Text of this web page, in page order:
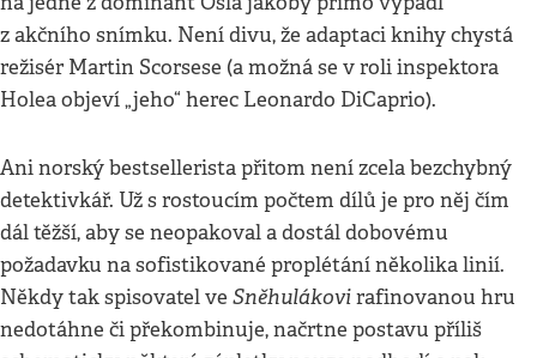
z akčního snímku. Není divu, že adaptaci knihy chystá
režisér Martin Scorsese (a možná se v roli inspektora
Holea objeví „jeho“ herec Leonardo DiCaprio).
Ani norský bestsellerista přitom není zcela bezchybný
detektivkář. Už s rostoucím počtem dílů je pro něj čím
dál těžší, aby se neopakoval a dostál dobovému
požadavku na sofistikované proplétání několika linií.
Někdy tak spisovatel ve Sněhulákovirafinovanou hru
nedotáhne či překombinuje, načrtne postavu příliš